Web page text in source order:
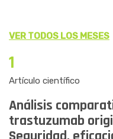
VER TODOS LOS MESES
1
Artículo científico
Análisis
trastuzumab